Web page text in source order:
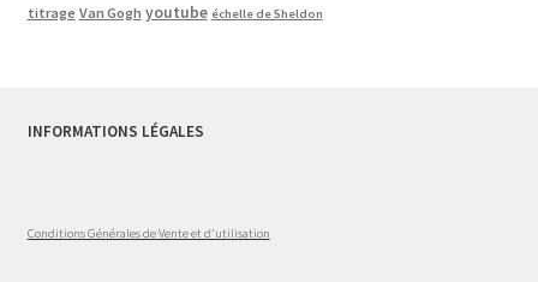
titrage Van Gogh youtube échelle de Sheldon
INFORMATIONS LÉGALES
Conditions Générales de Vente et d'utilisation